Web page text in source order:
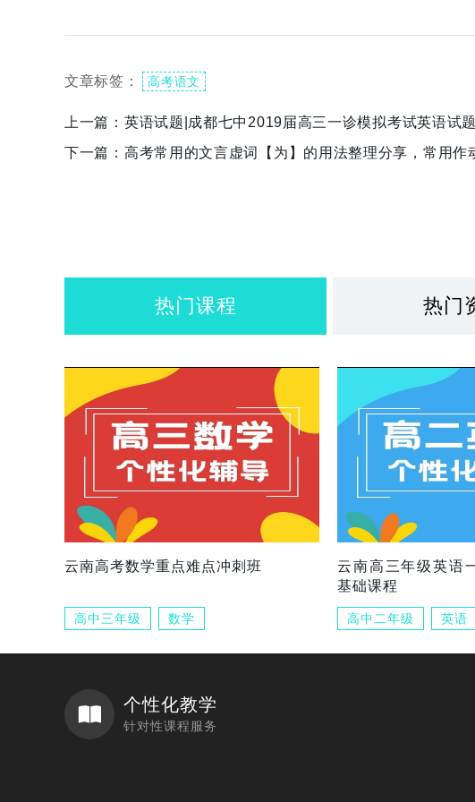
文章标签： 高考语文
上一篇： 英语试题|成都七中2019届高三一诊模拟考试英语试
下一篇： 高考常用的文言虚词【为】的用法整理分享，常用作
热门课程 热门
云南高考数学重点难点冲刺班
高中三年级 数学
云南高三年级英语
基础课程
高中二年级 英语
个性化教学
针对性课程服务